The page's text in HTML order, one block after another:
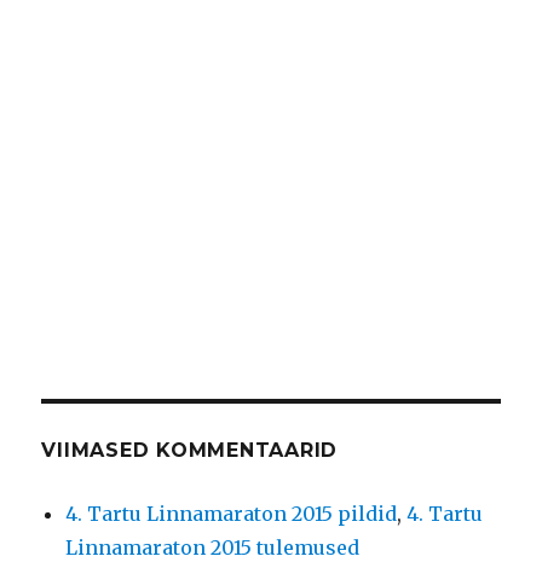
VIIMASED KOMMENTAARID
4. Tartu Linnamaraton 2015 pildid,4. Tartu
Linnamaraton 2015 tulemused